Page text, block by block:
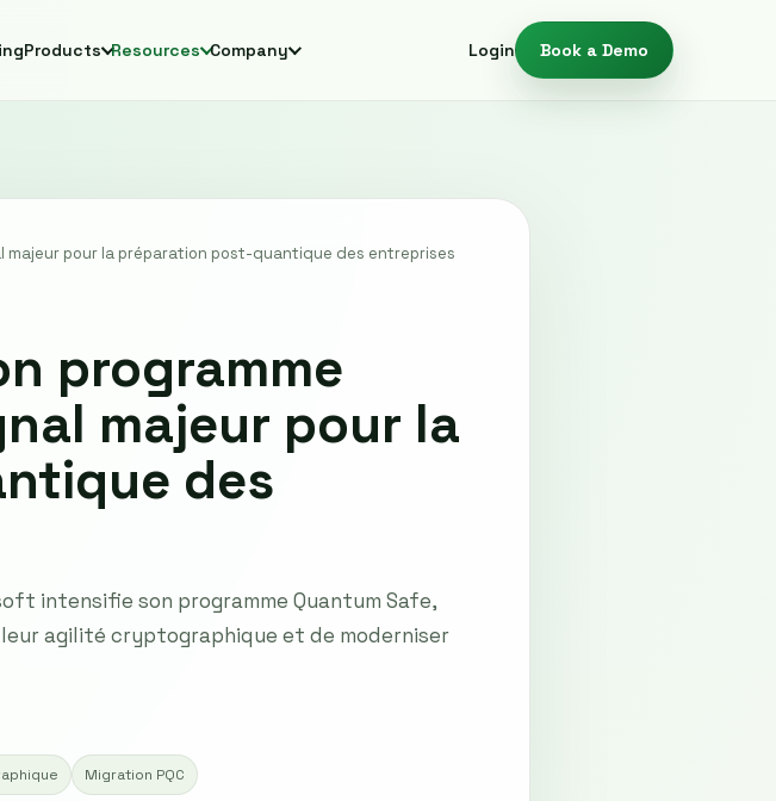
Products Resources Company Login Book a Demo
majeur pour la préparation post-quantique des entreprises
programme
majeur pour la
des
intensifie son programme Quantum Safe,
agilité cryptographique et de moderniser
Migration PQC